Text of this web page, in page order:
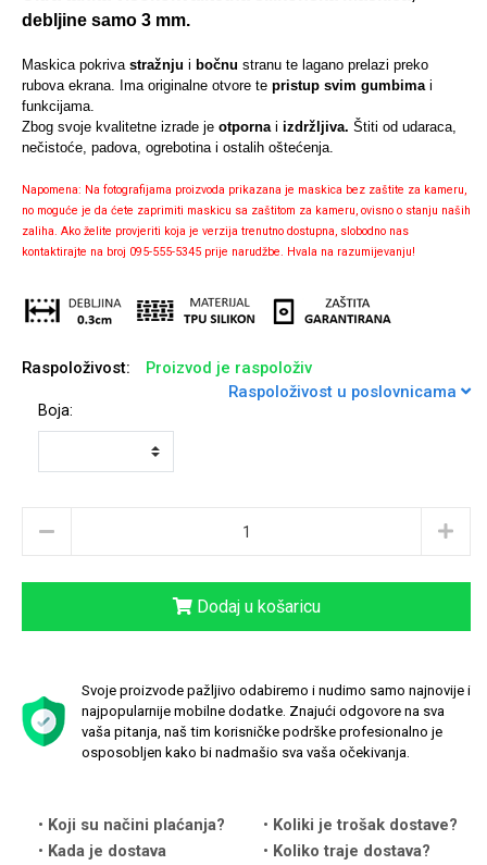
debljine samo 3 mm.
Maskica pokriva stražnju i bočnu stranu te lagano prelazi preko
rubova ekrana. Ima originalne otvore te pristup svim gumbimai
funkcijama.
Zbog svoje kvalitetne izrade je otpornai izdržljiva. Štiti od udaraca,
nečistoće, padova, ogrebotina i ostalih oštećenja.
Napomena: Na fotografijama proizvoda prikazana je maskica bez zaštite za kameru,
no moguće je da ćete zaprimiti maskicu sa zaštitom za kameru, ovisno o stanju naših
zaliha. Ako želite provjeriti koja je verzija trenutno dostupna, slobodno nas
kontaktirajte na broj 095-555-5345 prije narudžbe. Hvala na razumijevanju!
Raspoloživost:
Proizvod je raspoloživ
Raspoloživost u poslovnicama
Boja:
Dodaj u košaricu
Svoje proizvode pažljivo odabiremo i nudimo samo najnovije i
najpopularnije mobilne dodatke. Znajući odgovore na sva
vaša pitanja, naš tim korisničke podrške profesionalno je
osposobljen kako bi nadmašio sva vaša očekivanja.
Koji su načini plaćanja?
Koliki je trošak dostave?
Kada je dostava
Koliko traje dostava?
Sleng Feel Good
Svemirska kolekcija
Love motivi I Need Some Space
Univerzalne futrole i
maskice
Preklopne maskice